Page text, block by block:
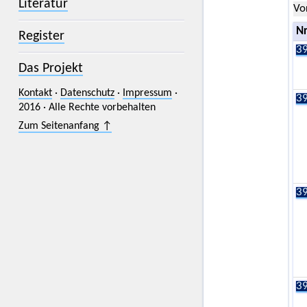
Literatur
Register
Das Projekt
Kontakt· Datenschutz· Impressum ·
2016 · Alle Rechte vorbehalten
Zum Seitenanfang ↑